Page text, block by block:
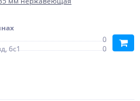
0
6с1
0